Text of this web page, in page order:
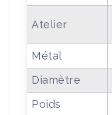
Atelier
Métal
Diamètre
Poids